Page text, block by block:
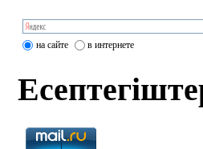
на сайте в интернете